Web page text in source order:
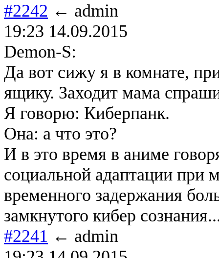
#2242 ← admin
19:23 14.09.2015
Demon-S:
Да вот сижу я в комнате,
ящику. Заходит мама
Я говорю: Киберпанк.
Она: а что это?
И в это время в аниме
социальной адаптации при
временного задержания
замкнутого кибер
#2241 ← admin